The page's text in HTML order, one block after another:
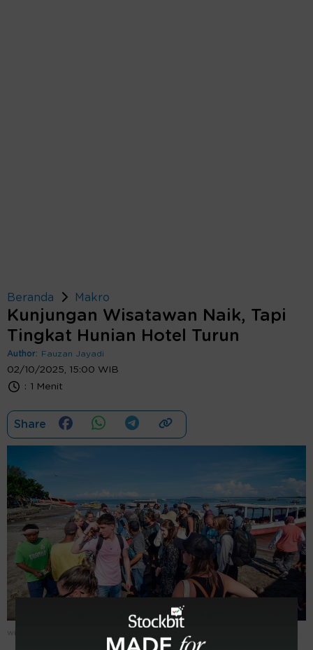
Beranda Makro
Kunjungan Wisatawan Naik, Tapi
Tingkat Hunian Hotel Turun
Author: Fauzan Jayadi
02/10/2025, 15:00 WIB
: 1 Menit
Share
wisatawan mancanegara (wisman). (Foto: Dok)